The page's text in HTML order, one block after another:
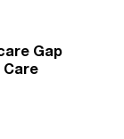
Gap
Care